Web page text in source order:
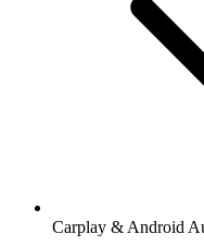
Carplay & Android